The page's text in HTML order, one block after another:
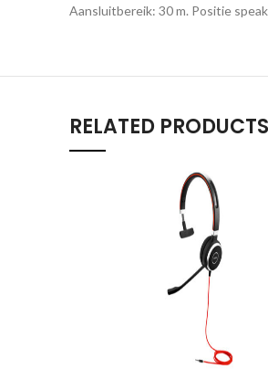
Aansluitbereik: 30 m. Positie
RELATED PRODUCTS